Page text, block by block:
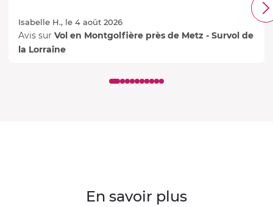
Isabelle H., le 4 août 2026
Avis sur Vol en Montgolfière près de Metz - Survol de
la Lorraine
En savoir plus